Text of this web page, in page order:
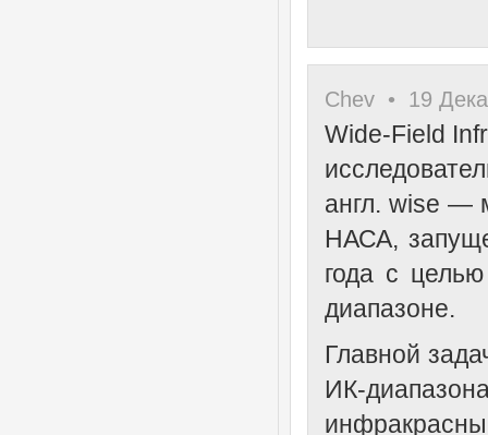
Chev • 19
Wide-Field
англ. wise —
НАСА,
года с
диапазоне.
Главной
ИК-